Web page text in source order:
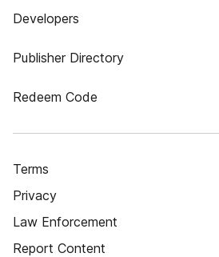
Developers
Publisher Directory
Redeem Code
Terms
Privacy
Law Enforcement
Report Content